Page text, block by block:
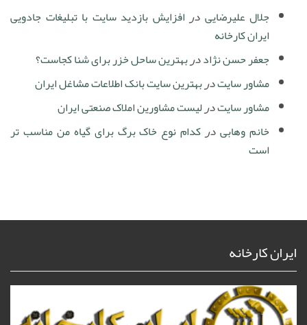
جلال علیرضایی درافزایش بازدید سایت با تبلیغات جادویی
ایران کارخانه
جعفر حسن نژاددربهترین ساحل خزر برای شنا کجاست؟
مشاور سایتدربهترین سایت بانک اطلاعات مشاغل ایران
مشاور سایتدرلیست مشاورین املاک صنعتی ایران
خانم وهابیدرکدام نوع خاک برگ برای گیاه من مناسب تر
است
ایران کارخانه